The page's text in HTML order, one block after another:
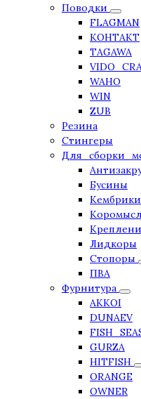
Поводки
FLAGMAN
КОНТАКТ
TAGAWA
WAHO
WIN
ZUB
Резина
Стингеры
Бусины
Кембрики
Лидкоры
Стопоры
ПВА
Фурнитура
AKKOI
DUNAEV
GURZA
HITFISH
ORANGE
OWNER